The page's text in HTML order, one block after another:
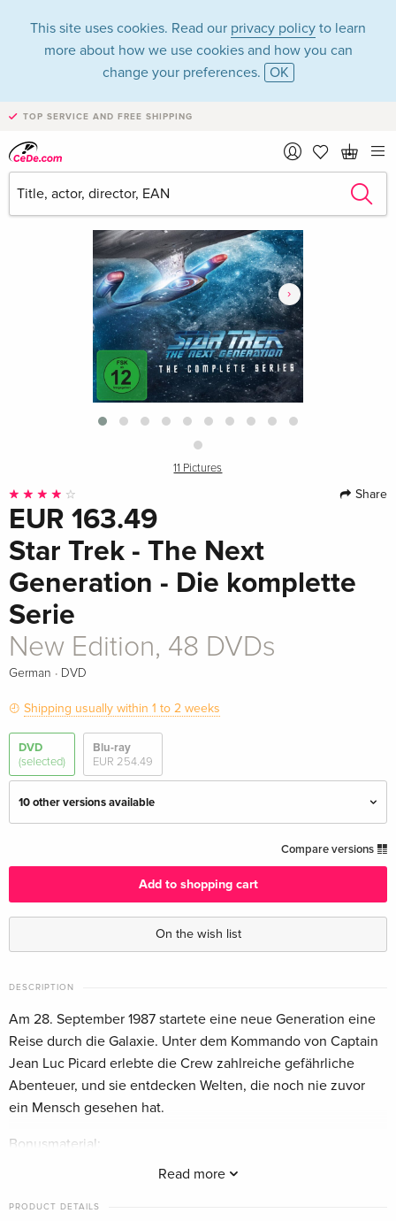
This site uses cookies. Read our privacy policy to learn
more about how we use cookies and how you can
change your preferences. OK
TOP SERVICE AND FREE SHIPPING
›
11 Pictures
Share
EUR 163.49
Star Trek - The Next
Generation - Die komplette
Serie
New Edition, 48 DVDs
German · DVD
Shipping usually within 1 to 2 weeks
DVD
(selected)
Blu-ray
EUR 254.49
10 other versions available
English · US Version
Sold out
Standard edition
Sold out
German
German
49 DVDs
German
Sold out
48 DVDs
Compare versions
Add to shopping cart
On the wish list
DESCRIPTION
Read more
Am 28. September 1987 startete eine neue Generation eine
Reise durch die Galaxie. Unter dem Kommando von Captain
Jean Luc Picard erlebte die Crew zahlreiche gefährliche
Abenteuer, und sie entdecken Welten, die noch nie zuvor
ein Mensch gesehen hat.
Bonusmaterial:
- Making-of: "Gestern, Heute, Morgen"
PRODUCT DETAILS